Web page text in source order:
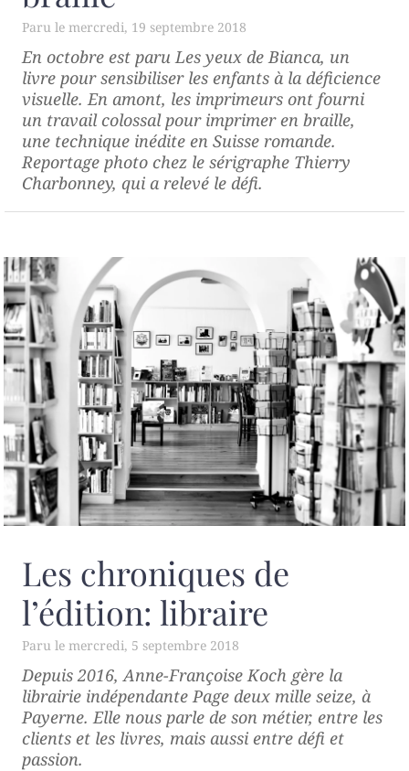
mercredi, 19 septembre 2018
En octobre est paruLes yeux de Bianca, un
livre pour sensibiliser les enfants à la déficience
visuelle. En amont, les imprimeurs ont fourni
un travail colossal pour imprimer en braille,
une technique inédite en Suisse romande.
Reportage photo chez le sérigraphe Thierry
Charbonney, qui a relevé le défi.
Les chroniques de
l’édition: libraire
mercredi, 5 septembre 2018
Depuis 2016, Anne-Françoise Koch gère la
librairie indépendante Page deux mille seize, à
Payerne. Elle nous parle de son métier, entre les
clients et les livres, mais aussi entre défi et
passion.